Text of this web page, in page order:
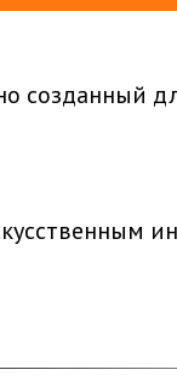
созданный